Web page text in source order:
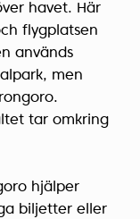
havet. Här
flygplatsen
används
men
tar omkring
hjälper
biljetter eller